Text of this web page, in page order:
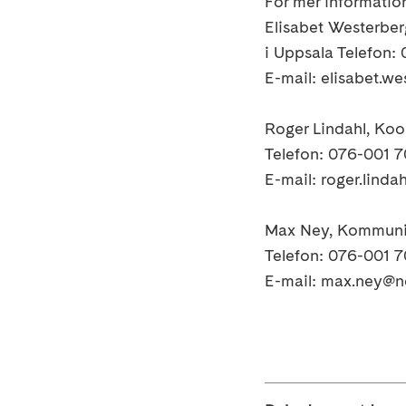
Elisabet
i Uppsala Telefon:
E-mail:
Roger Lindahl,
Telefon: 076-001
E-mail:
Max Ney,
Telefon: 076-001
E-mail: